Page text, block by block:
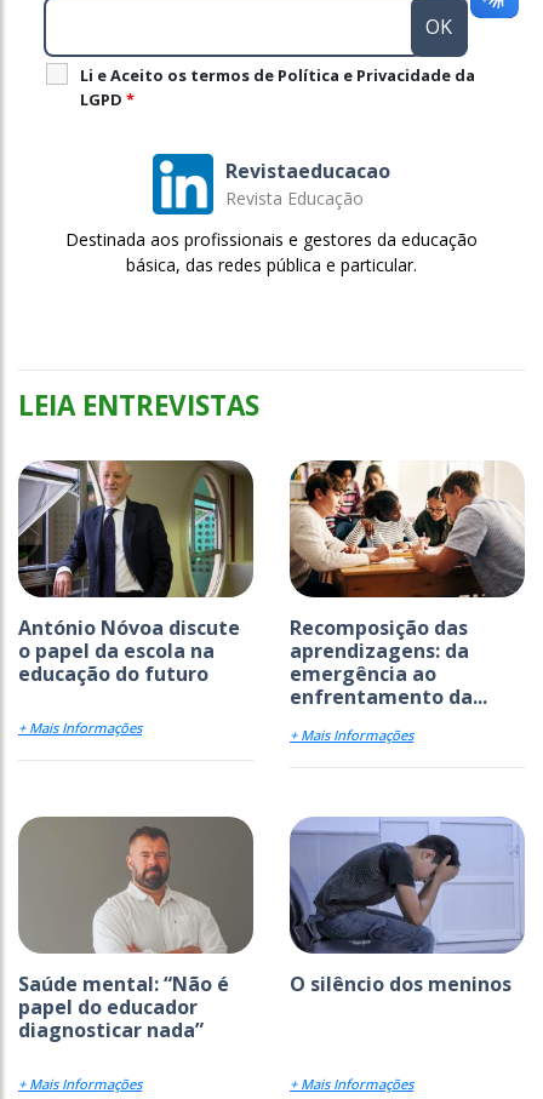
Li e Aceito os termos de Política e Privacidade da
LGPD *
Revistaeducacao
Revista Educação
Destinada aos profissionais e gestores da educação
básica, das redes pública e particular.
LEIA ENTREVISTAS
António Nóvoa discute
o papel da escola na
educação do futuro
+ Mais Informações
Recomposição das
aprendizagens: da
emergência ao
enfrentamento da...
+ Mais Informações
Saúde mental: “Não é
papel do educador
diagnosticar nada”
+ Mais Informações
O silêncio dos meninos
+ Mais Informações